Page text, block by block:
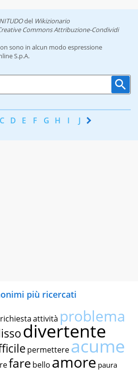
del Wikizionario
Commons Attribuzione-Condividi
sono in alcun modo espressione
S.p.A.
C D E F G H I J K
più ricercati
richiestaattività problema
divertente
permettereacume
fare bello amore paura